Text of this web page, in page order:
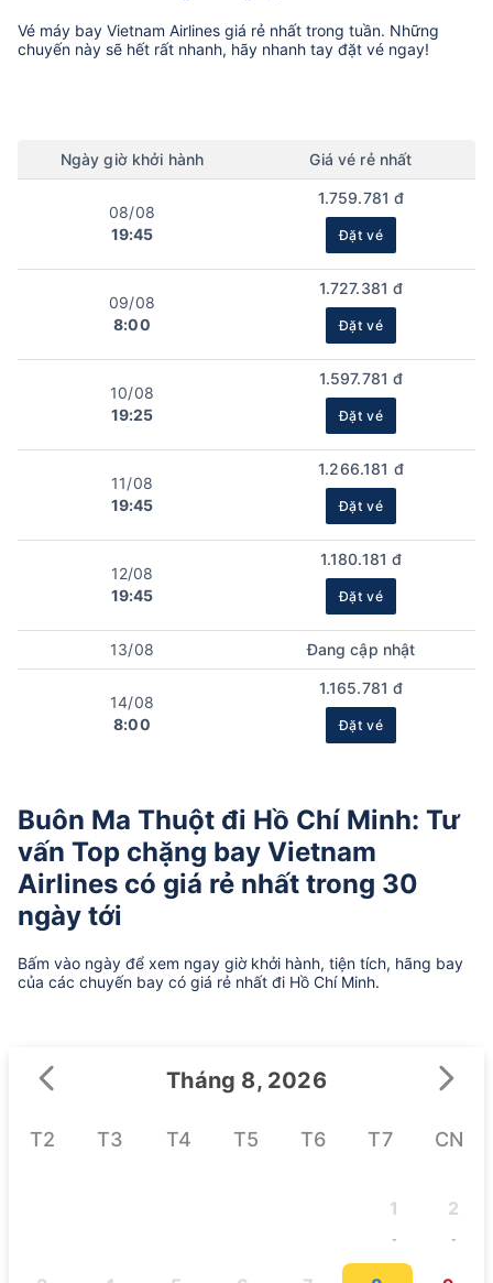
Vé máy bay Vietnam Airlines giá rẻ nhất trong tuần. Những
chuyến này sẽ hết rất nhanh, hãy nhanh tay đặt vé ngay!
Ngày giờ khởi hành Giá vé rẻ nhất
08/08
19:45
1.759.781 đ
Đặt vé
09/08
8:00
1.727.381 đ
Đặt vé
10/08
19:25
1.597.781 đ
Đặt vé
11/08
19:45
1.266.181 đ
Đặt vé
12/08
19:45
1.180.181 đ
Đặt vé
13/08 Đang cập nhật
14/08
8:00
1.165.781 đ
Đặt vé
Buôn Ma Thuột đi Hồ Chí Minh: Tư
vấn Top chặng bay Vietnam
Airlines có giá rẻ nhất trong 30
ngày tới
Bấm vào ngày để xem ngay giờ khởi hành, tiện tích, hãng bay
của các chuyến bay có giá rẻ nhất đi Hồ Chí Minh.
Tháng 8, 2026
T2 T3 T4 T5 T6 T7 CN
1
-
2
-